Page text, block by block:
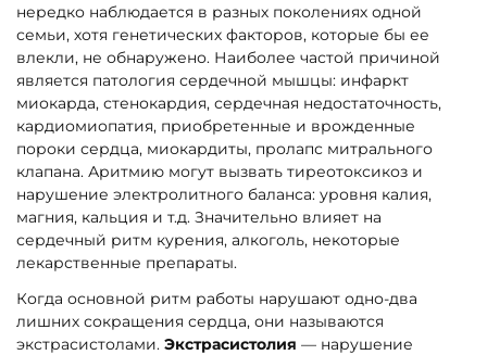
нередко наблюдается в разных поколениях одной
семьи, хотя генетических факторов, которые бы ее
влекли, не обнаружено. Наиболее частой причиной
является патология сердечной мышцы: инфаркт
миокарда, стенокардия, сердечная недостаточность,
кардиомиопатия, приобретенные и врожденные
пороки сердца, миокардиты, пролапс митрального
клапана. Аритмию могут вызвать тиреотоксикоз и
нарушение электролитного баланса: уровня калия,
магния, кальция и т.д. Значительно влияет на
сердечный ритм курения, алкоголь, некоторые
лекарственные препараты.
Когда основной ритм работы нарушают одно-два
лишних сокращения сердца, они называются
экстрасистолами. Экстрасистолия — нарушение